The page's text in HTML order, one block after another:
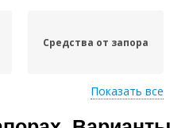
Средства от запора
Показать все